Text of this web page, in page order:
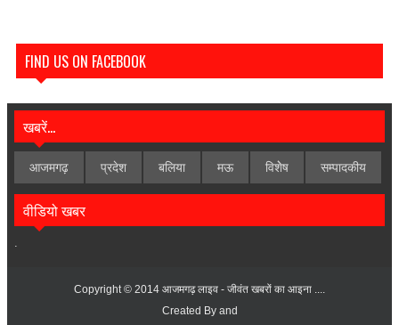
FIND US ON FACEBOOK
खबरें...
आजमगढ़ प्रदेश बलिया मऊ विशेेष सम्पादकीय
वीडियो खबर
Copyright © 2014 आजमगढ़ लाइव - जीवंत खबरों का आइना ....
Created By and